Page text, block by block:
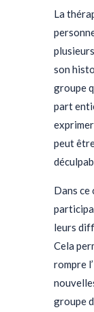
La
son
groupe
part
peut
Dans ce
leurs
Cela
rompre
groupe